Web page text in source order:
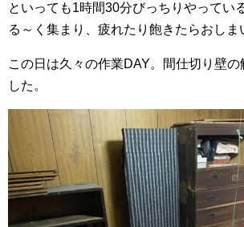
といっても1時間30分びっちりやってい
る～く集まり、疲れたり飽きたらおしま
この日は久々の作業DAY。間仕切り壁の
した。